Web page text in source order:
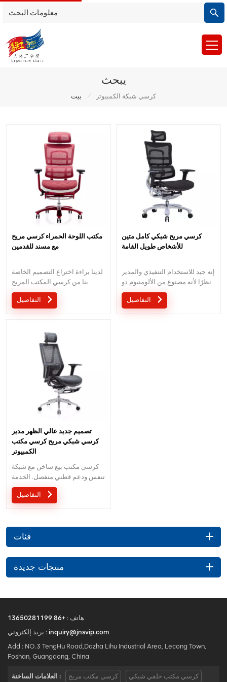
يبحث
بيت / كرسي شبكة الكمبيوتر
مكتب اللوحة الحمراء كرسي مريح
مع مسند للقدمين
لدينا براءة اختراع التصميم الخاصة
بنا من كرسي المكتب المريح
الخاص باللون الأحمر. إنه مصنوع
بناءً على معيار BIFMA.
كرسي مريح شبكي كامل متين
للأشخاص طويل القامة
إنه جيد للاستخدام التنفيذي والمدير
نظرًا لأنه مصنوع من الألومنيوم ذو
تصميم جديد عالي الظهر مدير
كرسي شبكي مريح كرسي مكتب
الكمبيوتر
كرسي مكتب بيع ساخن مع شبكة
تنفس ودعم قطني منفصل. الخدمة
فئات
منتجات جديدة
هاتف : +86 13650281199
بريد إلكتروني : inquiry@jnsvip.com
Add : NO.3 TengHu Road,Dazha Lihu Industrial Area, Lecong Town,
Foshan, Guangdong, China
العلامات الساخنة : كرسي مكتب مريح كرسي مكتب خلفي شبكي